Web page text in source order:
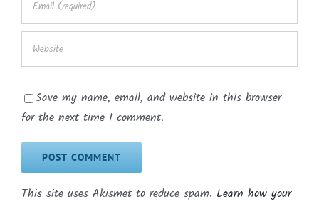
Save my name, email, and website in this browser
for the next time I comment.
This site uses Akismet to reduce spam. Learn how your